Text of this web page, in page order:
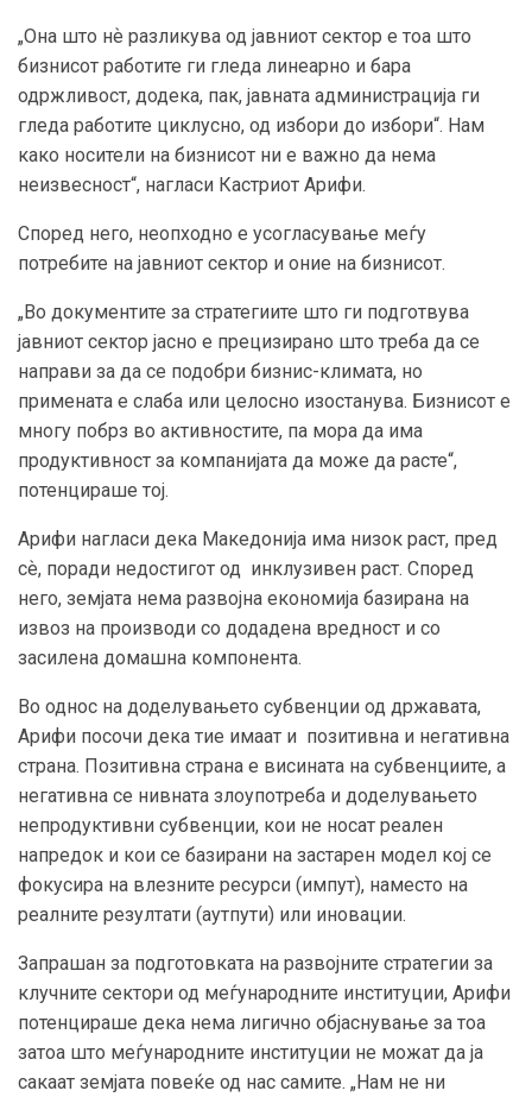
„Она што нѐ разликува од јавниот сектор е тоа што
бизнисот работите ги гледа линеарно и бара
одржливост, додека, пак, јавната администрација ги
гледа работите циклусно, од избори до избори“. Нам
како носители на бизнисот ни е важно да нема
неизвесност“, нагласи Кастриот Арифи.
Според него, неопходно е усогласување меѓу
потребите на јавниот сектор и оние на бизнисот.
„Во документите за стратегиите што ги подготвува
јавниот сектор јасно е прецизирано што треба да се
направи за да се подобри бизнис-климата, но
примената е слаба или целосно изостанува. Бизнисот е
многу побрз во активностите, па мора да има
продуктивност за компанијата да може да расте“,
потенцираше тој.
Арифи нагласи дека Македонија има низок раст, пред
сѐ, поради недостигот од инклузивен раст. Според
него, земјата нема развојна економија базирана на
извоз на производи со додадена вредност и со
засилена домашна компонента.
Во однос на доделувањето субвенции од државата,
Арифи посочи дека тие имаат и позитивна и негативна
страна. Позитивна страна е висината на субвенциите, а
негативна се нивната злоупотреба и доделувањето
непродуктивни субвенции, кои не носат реален
напредок и кои се базирани на застарен модел кој се
фокусира на влезните ресурси (импут), наместо на
реалните резултати (аутпути) или иновации.
Запрашан за подготовката на развојните стратегии за
клучните сектори од меѓународните институции, Арифи
потенцираше дека нема лигично објаснување за тоа
затоа што меѓународните институции не можат да ја
сакаат земјата повеќе од нас самите. „Нам не ни